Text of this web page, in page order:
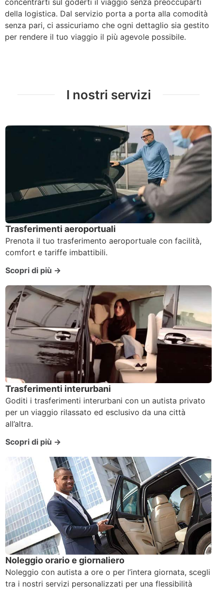
della logistica. Dal servizio porta a porta alla comodità
senza pari, ci assicuriamo che ogni dettaglio sia gestito
per rendere il tuo viaggio il più agevole possibile.
I nostri servizi
Trasferimenti aeroportuali
Prenota il tuo trasferimento aeroportuale con facilità,
comfort e tariffe imbattibili.
Scopri di più →
Trasferimenti interurbani
Goditi i trasferimenti interurbani con un autista privato
per un viaggio rilassato ed esclusivo da una città
all’altra.
Scopri di più →
Noleggio orario e giornaliero
Noleggio con autista a ore o per l’intera giornata, scegli
tra i nostri servizi personalizzati per una flessibilità